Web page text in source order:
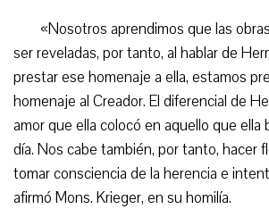
«Nosotros aprendimos que las
ser reveladas, por tanto, al hablar de
prestar ese homenaje a ella, estamos
homenaje al Creador. El diferencial de
amor que ella colocó en aquello que ella
día. Nos cabe también, por tanto, hacer
tomar consciencia de la herencia e
afirmó Mons. Krieger, en su homilía.